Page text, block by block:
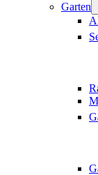
Garten